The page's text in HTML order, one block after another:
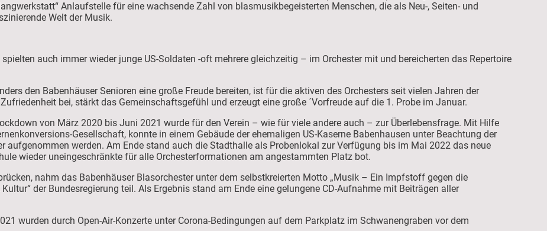
Anlaufstelle für eine wachsende Zahl von blasmusikbegeisterten Menschen, die als Neu-, Seiten- und
Welt der Musik.
auch immer wieder junge US-Soldaten -oft mehrere gleichzeitig – im Orchester mit und bereicherten das Repertoire
den Babenhäuser Senioren eine große Freude bereiten, ist für die aktiven des Orchesters seit vielen Jahren der
bei, stärkt das Gemeinschaftsgefühl und erzeugt eine große ´Vorfreude auf die 1. Probe im Januar.
von März 2020 bis Juni 2021 wurde für den Verein – wie für viele andere auch – zur Überlebensfrage. Mit Hilfe
Gesellschaft, konnte in einem Gebäude der ehemaligen US-Kaserne Babenhausen unter Beachtung der
aufgenommen werden. Am Ende stand auch die Stadthalle als Probenlokal zur Verfügung bis im Mai 2022 das neue
wieder uneingeschränkte für alle Orchesterformationen am angestammten Platz bot.
nahm das Babenhäuser Blasorchester unter dem selbstkreierten Motto „Musik – Ein Impfstoff gegen die
der Bundesregierung teil. Als Ergebnis stand am Ende eine gelungene CD-Aufnahme mit Beiträgen aller
wurden durch Open-Air-Konzerte unter Corona-Bedingungen auf dem Parkplatz im Schwanengraben vor dem